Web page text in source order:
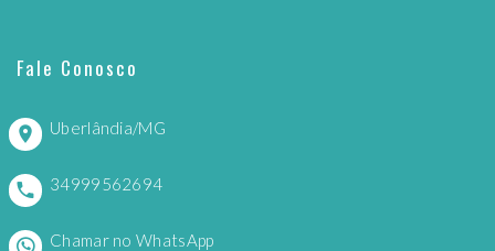
Fale Conosco
Uberlândia/MG
34999562694
Chamar no WhatsApp